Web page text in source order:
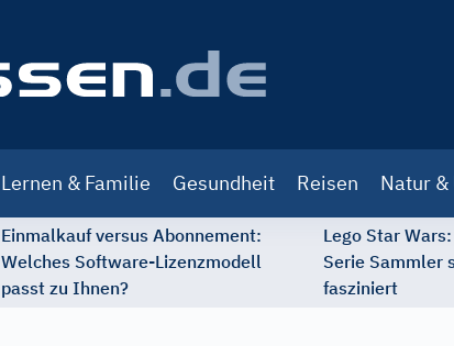
Lernen & Familie Gesundheit Reisen Natur
Einmalkauf versus Abonnement:
Welches Software-Lizenzmodell
passt zu Ihnen?
Lego Star
Serie Sammler
fasziniert